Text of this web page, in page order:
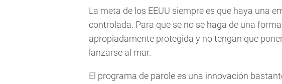
La meta de los EEUU siempre es que haya una
controlada. Para que se no se haga de una
apropiadamente protegida y no tengan que
lanzarse al mar.
El programa de parole es una innovación